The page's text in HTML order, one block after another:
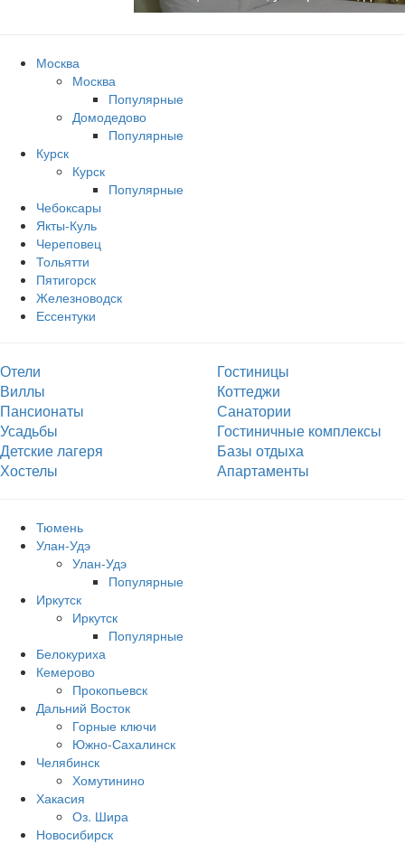
Москва
Москва
Популярные
Домодедово
Популярные
Курск
Курск
Популярные
Чебоксары
Якты-Куль
Череповец
Тольятти
Пятигорск
Железноводск
Ессентуки
Отели
Гостиницы
Виллы
Коттеджи
Пансионаты
Санатории
Усадьбы
Гостиничные комплексы
Детские лагеря
Базы отдыха
Хостелы
Апартаменты
Тюмень
Улан-Удэ
Улан-Удэ
Популярные
Иркутск
Иркутск
Популярные
Белокуриха
Кемерово
Прокопьевск
Дальний Восток
Горные ключи
Южно‐Сахалинск
Челябинск
Хомутинино
Хакасия
Оз. Шира
Новосибирск